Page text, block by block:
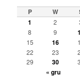
P W
1
2
8
9
15
16
22
23
29
30
« gru